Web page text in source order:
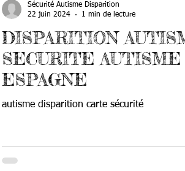
DISPARITION
SECURITE AUTISME
ESPAGNE
autisme disparition carte sécurité
Sécurité Autisme Disparition
22 juin 2024
1 min de lecture